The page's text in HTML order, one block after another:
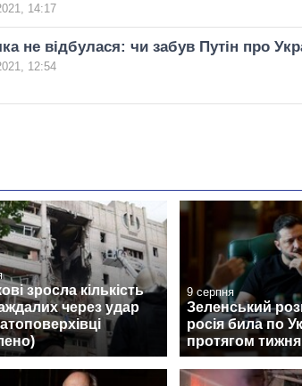
14:17
не відбулася: чи забув Путін про
12:54
зросла кількість
через удар
9 серпня
Зеленський
росія била по
протягом тижня